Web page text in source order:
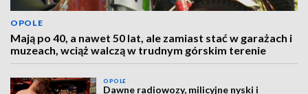
OPOLE
Mają po 40, a nawet 50 lat, ale zamiast stać w garażach i
muzeach, wciąż walczą w trudnym górskim terenie
OPOLE
Dawne radiowozy, milicyjne nyski i